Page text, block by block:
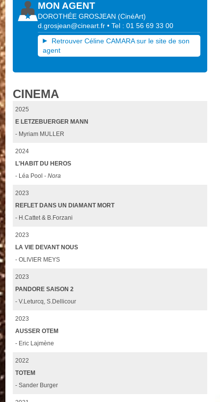
MON AGENT
DOROTHÉE GROSJEAN (CinéArt)
d.grosjean@cineart.fr • Tel : 01 56 69 33 00
Retrouver Céline CAMARA sur le site de son
agent
CINEMA
2025
E LETZEBUERGER MANN
- Myriam MULLER
2024
L'HABIT DU HEROS
- Léa Pool -Nora
2023
REFLET DANS UN DIAMANT MORT
- H.Cattet & B.Forzani
2023
LA VIE DEVANT NOUS
- OLIVIER MEYS
2023
PANDORE SAISON 2
- V.Leturcq, S.Dellicour
2023
AUSSER OTEM
- Eric Lajmène
2022
TOTEM
- Sander Burger